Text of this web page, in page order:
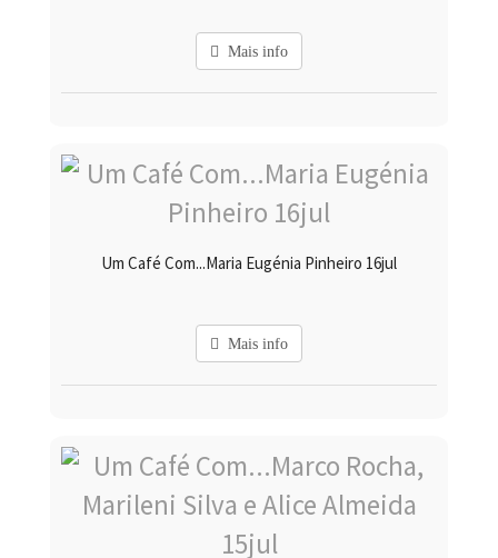
Mais info
Um Café Com...Maria Eugénia Pinheiro 16jul
Mais info